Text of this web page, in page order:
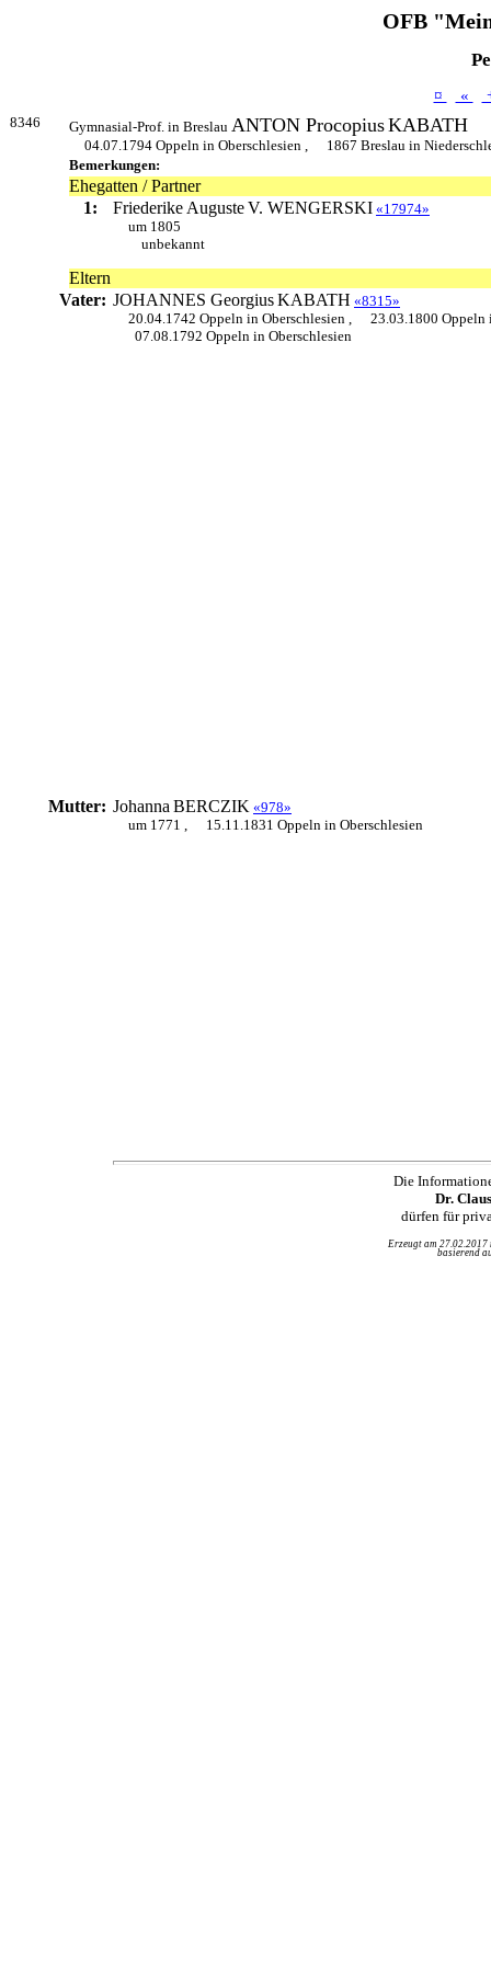
OFB
¤ «
8346 Gymnasial-Prof. in Breslau ANTON ProcopiusKABATH
04.07.1794 Oppeln in Oberschlesien ,
1867 Breslau in
Bemerkungen:
Ehegatten / Partner
1:
Friederike AugusteV. WENGERSKI «17974»
um 1805
unbekannt
Eltern
Vater: JOHANNES GeorgiusKABATH «8315»
20.04.1742 Oppeln in Oberschlesien ,
23.03.1800 Oppeln
07.08.1792 Oppeln in Oberschlesien
Mutter: Johanna BERCZIK «978»
um 1771 ,
15.11.1831 Oppeln in Oberschlesien
Die
Dr.
dürfen für
Erzeugt am
basierend